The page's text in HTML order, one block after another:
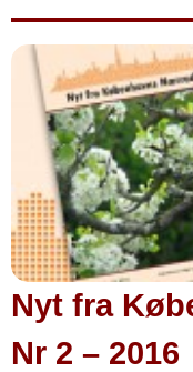
Nyt fra
Nr 2 – 2016